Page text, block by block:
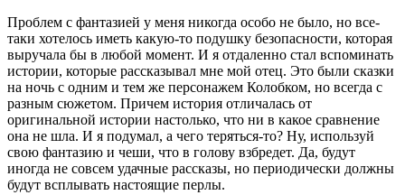
Проблем с фантазией у меня никогда особо не было, но все-
таки хотелось иметь какую-то подушку безопасности, которая
выручала бы в любой момент. И я отдаленно стал вспоминать
истории, которые рассказывал мне мой отец. Это были сказки
на ночь с одним и тем же персонажем Колобком, но всегда с
разным сюжетом. Причем история отличалась от
оригинальной истории настолько, что ни в какое сравнение
она не шла. И я подумал, а чего теряться-то? Ну, используй
свою фантазию и чеши, что в голову взбредет. Да, будут
иногда не совсем удачные рассказы, но периодически должны
будут всплывать настоящие перлы.